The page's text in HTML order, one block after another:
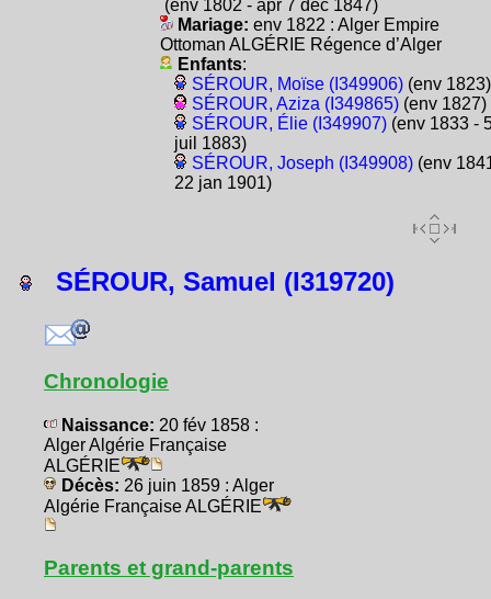
(env 1802 - apr 7 déc 1847)
Mariage: env 1822 : Alger Empire
Ottoman ALGÉRIE Régence d’Alger
Enfants:
SÉROUR, Moïse (I349906)(env 1823)
SÉROUR, Aziza (I349865)(env 1827)
SÉROUR, Élie (I349907)(env 1833 -
juil 1883)
SÉROUR, Joseph (I349908)(env
22 jan 1901)
SÉROUR, Samuel (I319720)
Chronologie
Naissance: 20 fév 1858 :
Alger Algérie Française
ALGÉRIE
Décès: 26 juin 1859 : Alger
Algérie Française ALGÉRIE
Parents et grand-parents